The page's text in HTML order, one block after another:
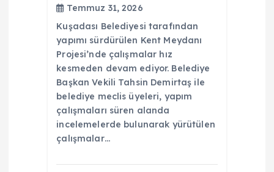
Temmuz 31, 2026
Kuşadası Belediyesi tarafından
yapımı sürdürülen Kent Meydanı
Projesi’nde çalışmalar hız
kesmeden devam ediyor. Belediye
Başkan Vekili Tahsin Demirtaş ile
belediye meclis üyeleri, yapım
çalışmaları süren alanda
incelemelerde bulunarak yürütülen
çalışmalar…